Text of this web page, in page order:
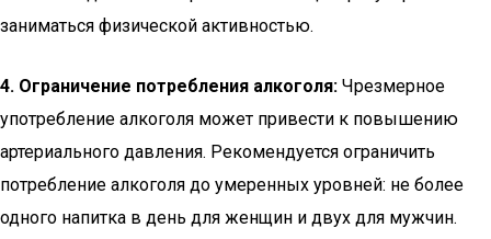
заниматься физической активностью.
4. Ограничение потребления алкоголя: Чрезмерное
употребление алкоголя может привести к повышению
артериального давления. Рекомендуется ограничить
потребление алкоголя до умеренных уровней: не более
одного напитка в день для женщин и двух для мужчин.